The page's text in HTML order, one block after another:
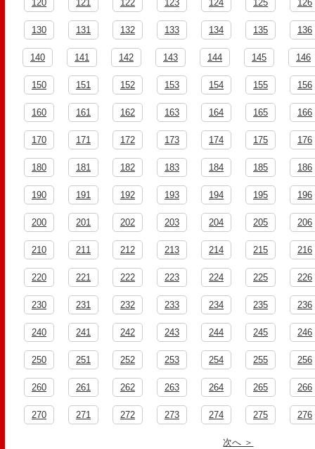
120 121 122 123 124 125 126
130 131 132 133 134 135 136
140 141 142 143 144 145 146
150 151 152 153 154 155 156
160 161 162 163 164 165 166
170 171 172 173 174 175 176
180 181 182 183 184 185 186
190 191 192 193 194 195 196
200 201 202 203 204 205 206
210 211 212 213 214 215 216
220 221 222 223 224 225 226
230 231 232 233 234 235 236
240 241 242 243 244 245 246
250 251 252 253 254 255 256
260 261 262 263 264 265 266
270 271 272 273 274 275 276
次へ ＞